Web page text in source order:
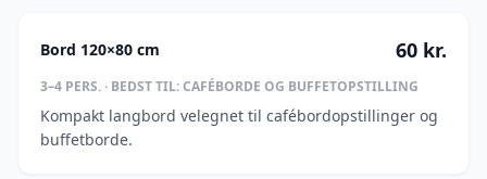
Bord 120×80 cm 60 kr.
3–4 PERS. · BEDST TIL:CAFÉBORDE OG BUFFETOPSTILLING
Kompakt langbord velegnet til cafébordopstillinger og
buffetborde.